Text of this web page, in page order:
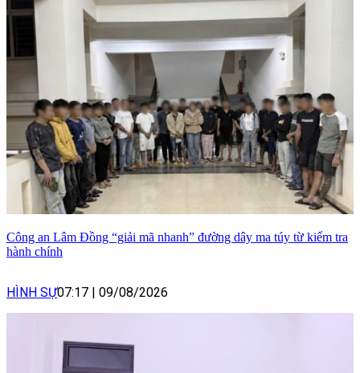
Công an Lâm Đồng “giải mã nhanh” đường dây ma túy từ kiểm tra
hành chính
HÌNH SỰ07:17 09/08/2026